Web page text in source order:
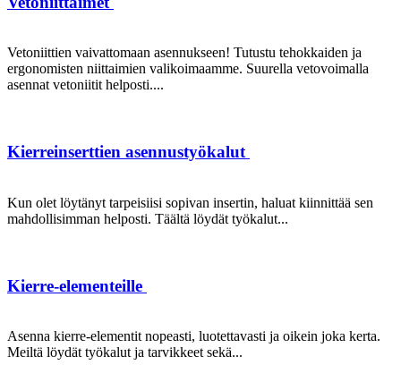
Vetoniittien vaivattomaan asennukseen! Tutustu tehokkaiden ja
ergonomisten niittaimien valikoimaamme. Suurella vetovoimalla
asennat vetoniitit helposti....
Kierreinserttien asennustyökalut
Kun olet löytänyt tarpeisiisi sopivan insertin, haluat kiinnittää sen
mahdollisimman helposti. Täältä löydät työkalut...
Kierre-elementeille
Asenna kierre-elementit nopeasti, luotettavasti ja oikein joka kerta.
Meiltä löydät työkalut ja tarvikkeet sekä...